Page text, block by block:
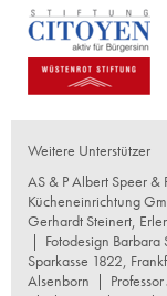
Weitere Unterstützer
AS & P Albert Speer
Kücheneinrichtung
Gerhardt Steinert,
| Fotodesign
Sparkasse 1822,
Alsenborn |